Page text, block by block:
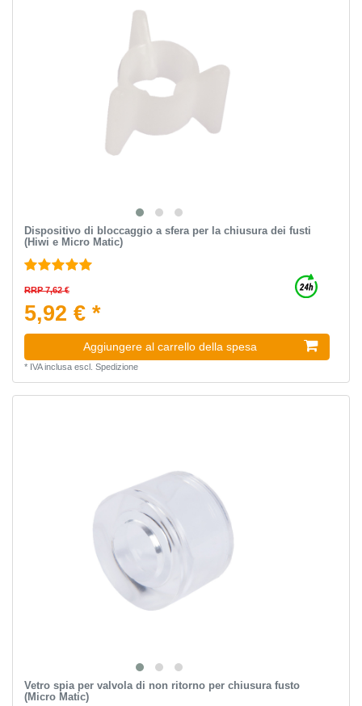
Dispositivo di bloccaggio a sfera per la chiusura dei fusti
(Hiwi e Micro Matic)
RRP 7,62 €
5,92 € *
Aggiungere al carrello della spesa
* IVA inclusaescl. Spedizione
Vetro spia per valvola di non ritorno per chiusura fusto
(Micro Matic)